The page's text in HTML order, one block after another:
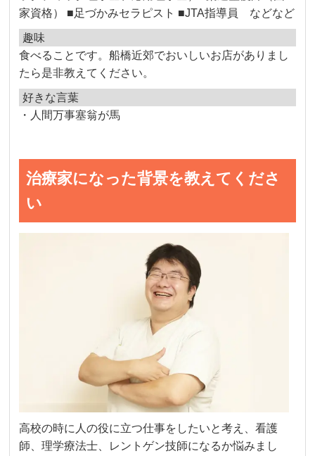
家資格） ■足づかみセラピスト ■JTA指導員 などなど
趣味
食べることです。船橋近郊でおいしいお店がありまし
たら是非教えてください。
好きな言葉
・人間万事塞翁が馬
治療家になった背景を教えてくださ
い
高校の時に人の役に立つ仕事をしたいと考え、看護
師、理学療法士、レントゲン技師になるか悩みまし